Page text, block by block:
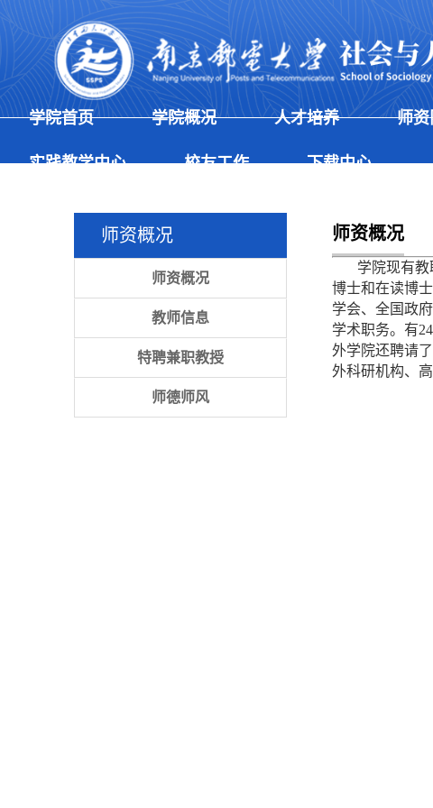
学院首页 学院概况 人才培养 师资
实践教学中心 校友工作 下载中心
师资概况
师资概况
教师信息
特聘兼职教授
师德师风
师资概况
学院现有教职
博士和在读博
学会、全国政
学术职务。有
外学院还聘请
外科研机构、